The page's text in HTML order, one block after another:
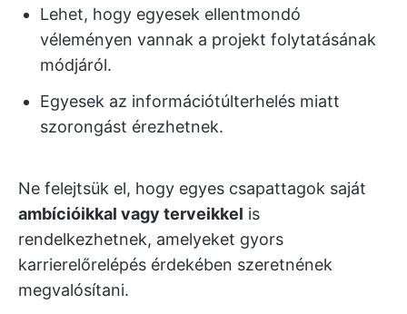
Lehet, hogy egyesek ellentmondó
véleményen vannak a projekt folytatásának
módjáról.
Egyesek az információtúlterhelés miatt
szorongást érezhetnek.
Ne felejtsük el, hogy egyes csapattagok saját
ambícióikkal vagy terveikkel is
rendelkezhetnek, amelyeket gyors
karrierelőrelépés érdekében szeretnének
megvalósítani.